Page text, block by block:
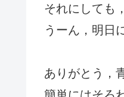
それにしても
うーん，明日
ありがとう，